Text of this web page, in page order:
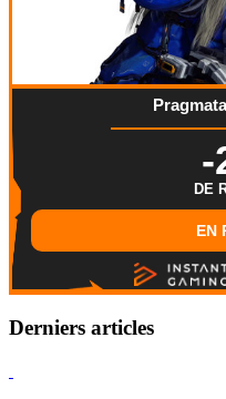
-
DE
EN
Derniers articles